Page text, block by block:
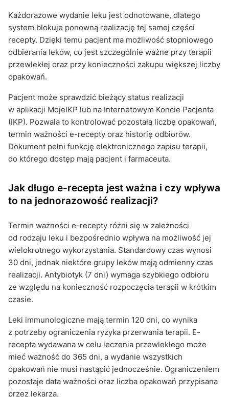
Każdorazowe wydanie leku jest odnotowane, dlatego
system blokuje ponowną realizację tej samej części
recepty. Dzięki temu pacjent ma możliwość stopniowego
odbierania leków, co jest szczególnie ważne przy terapii
przewlekłej oraz przy konieczności zakupu większej liczby
opakowań.
Pacjent może sprawdzić bieżący status realizacji
w aplikacji MojeIKP lub na Internetowym Koncie Pacjenta
(IKP). Pozwala to kontrolować pozostałą liczbę opakowań,
termin ważności e-recepty oraz historię odbiorów.
Dokument pełni funkcję elektronicznego zapisu terapii,
do którego dostęp mają pacjent i farmaceuta.
Jak długo e-recepta jest ważna i czy wpływa
to na jednorazowość realizacji?
Termin ważności e-recepty różni się w zależności
od rodzaju leku i bezpośrednio wpływa na możliwość jej
wielokrotnego wykorzystania. Standardowy czas wynosi
30 dni, jednak niektóre grupy leków mają odmienny czas
realizacji. Antybiotyk (7 dni) wymaga szybkiego odbioru
ze względu na konieczność rozpoczęcia terapii w krótkim
czasie.
Leki immunologiczne mają termin 120 dni, co wynika
z potrzeby ograniczenia ryzyka przerwania terapii. E-
recepta wydawana w celu leczenia przewlekłego może
mieć ważność do 365 dni, a wydanie wszystkich
opakowań nie musi nastąpić jednocześnie. Ograniczeniem
pozostaje data ważności oraz liczba opakowań przypisana
przez lekarza.